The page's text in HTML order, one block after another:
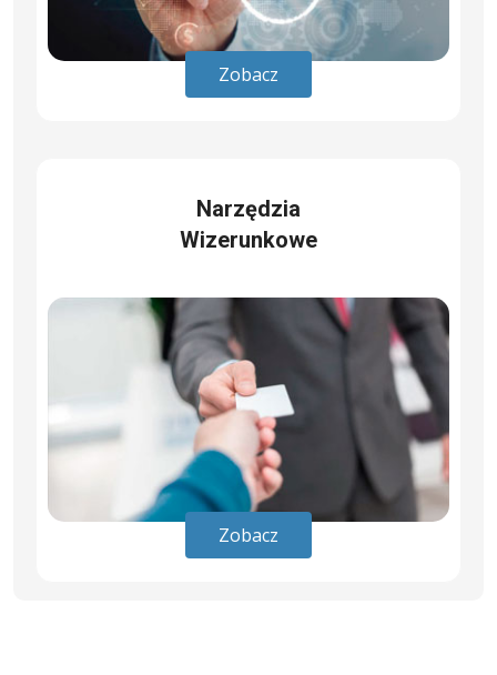
Zobacz
Narzędzia
Wizerunkowe
Zobacz